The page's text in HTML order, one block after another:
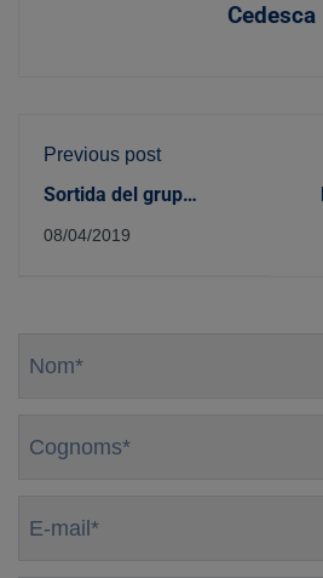
Cedesca
Previous post
Sortida del grup
ASPACE
08/04/2019
mail *